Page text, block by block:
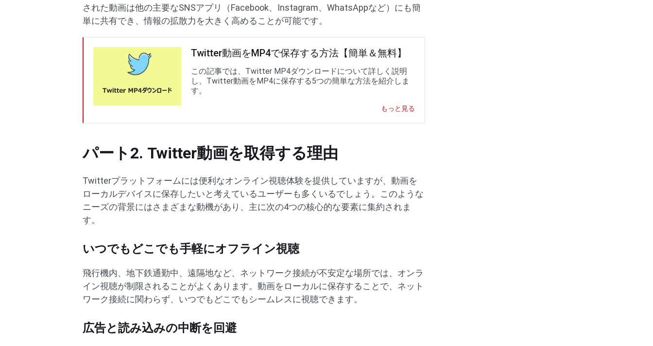
された動画は他の主要なSNSアプリ（Facebook、Instagram、WhatsAppなど）にも簡
単に共有でき、情報の拡散力を大きく高めることが可能です。
Twitter動画をMP4で保存する方法【簡単＆無料】
この記事では、Twitter MP4ダウンロードについて詳しく説明
し、Twitter動画をMP4に保存する5つの簡単な方法を紹介しま
す。
もっと見る
パート2. Twitter動画を取得する理由
Twitterプラットフォームには便利なオンライン視聴体験を提供していますが、動画を
ローカルデバイスに保存したいと考えているユーザーも多くいるでしょう。このような
ニーズの背景にはさまざまな動機があり、主に次の4つの核心的な要素に集約されま
す。
いつでもどこでも手軽にオフライン視聴
飛行機内、地下鉄通勤中、遠隔地など、ネットワーク接続が不安定な場所では、オンラ
イン視聴が制限されることがよくあります。動画をローカルに保存することで、ネット
ワーク接続に関わらず、いつでもどこでもシームレスに視聴できます。
広告と読み込みの中断を回避